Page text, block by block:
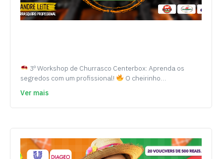
3º Workshop de Churrasco Centerbox: Aprenda os
segredos com um profissional!
O cheirinho…
Ver mais